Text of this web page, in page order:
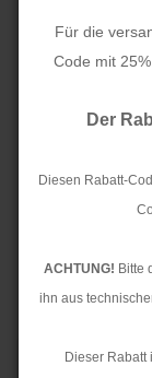
Für die
Code mit
Der
Diesen Rabatt-
ACHTUNG! Bitte
ihn aus
Dieser Rabatt